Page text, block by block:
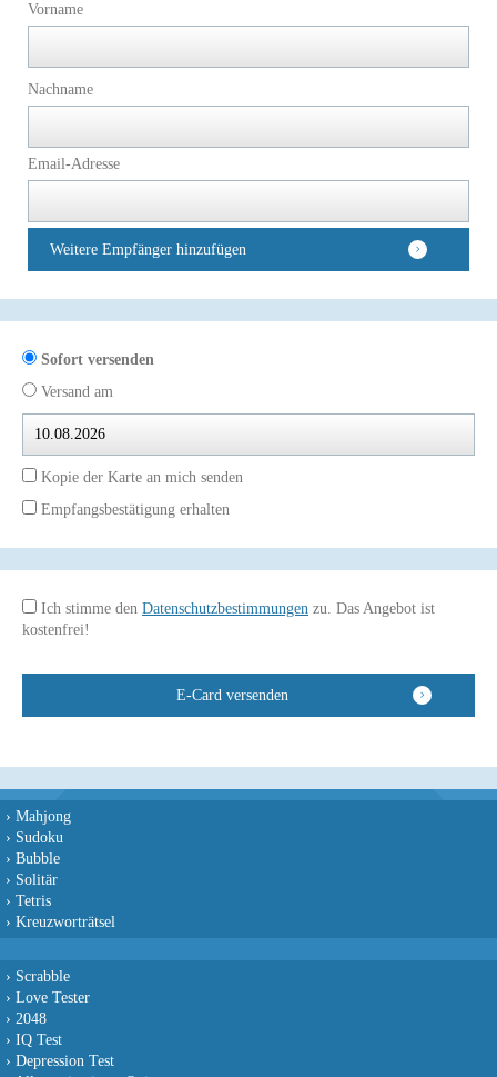
Vorname
Nachname
Email-Adresse
Weitere Empfänger hinzufügen
Sofort versenden
Versand am
Kopie der Karte an mich senden
Empfangsbestätigung erhalten
Ich stimme den Datenschutzbestimmungen zu. Das Angebot ist
kostenfrei!
› Mahjong
› Sudoku
› Bubble
› Solitär
› Tetris
› Kreuzworträtsel
› Scrabble
› Love Tester
› 2048
› IQ Test
› Depression Test